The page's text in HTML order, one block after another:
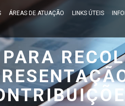
ÁREAS DE ATUAÇÃO LINKS ÚTEIS